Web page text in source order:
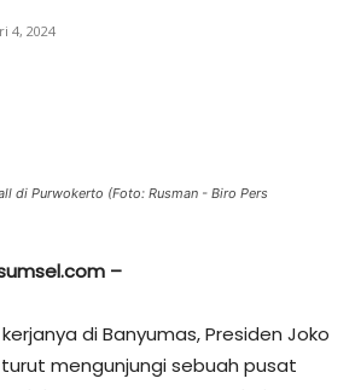
4, 2024
di Purwokerto (Foto: Rusman - Biro Pers
–
di Banyumas, Presiden Joko
mengunjungi sebuah pusat